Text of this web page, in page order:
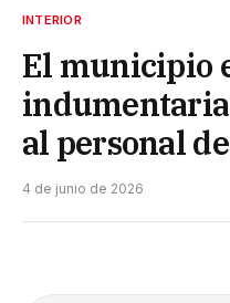
INTERIOR
El municipio
al personal
4 de junio de 2026